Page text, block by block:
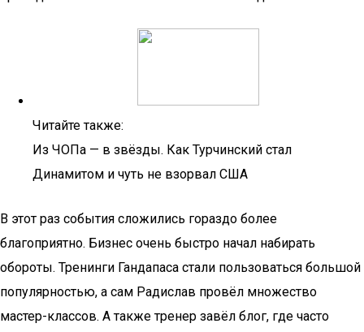
Читайте также:
Из ЧОПа — в звёзды. Как Турчинский стал
Динамитом и чуть не взорвал США
В этот раз события сложились гораздо более
благоприятно. Бизнес очень быстро начал набирать
обороты. Тренинги Гандапаса стали пользоваться большой
популярностью, а сам Радислав провёл множество
мастер-классов. А также тренер завёл блог, где часто